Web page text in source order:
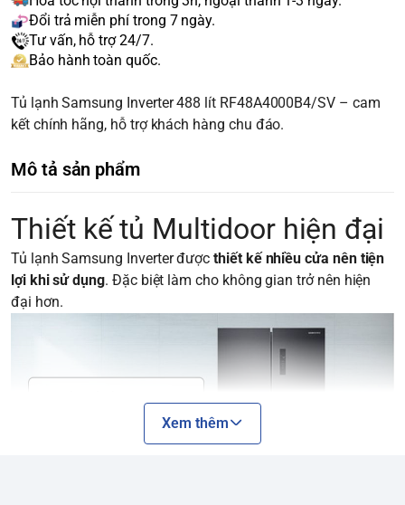
Đổi trả miễn phí trong 7 ngày.
Tư vấn, hỗ trợ 24/7.
Bảo hành toàn quốc.
Tủ lạnh Samsung Inverter 488 lít RF48A4000B4/SV – cam
kết chính hãng, hỗ trợ khách hàng chu đáo.
Mô tả sản phẩm
Thiết kế tủ Multidoor hiện đại
Tủ lạnh Samsung Inverter đượcthiết kế nhiều cửa nên tiện
lợi khi sử dụng. Đặc biệt làm cho không gian trở nên hiện
đại hơn.
Xem thêm